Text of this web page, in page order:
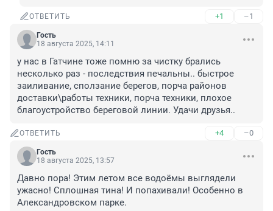
ОТВЕТИТЬ +1 –1
Гость
18 августа 2025, 14:11
у нас в Гатчине тоже помню за чистку брались
несколько раз - последствия печальны.. быстрое
заиливание, сползание берегов, порча районов
доставки\работы техники, порча техники, плохое
благоустройство береговой линии. Удачи друзья..
ОТВЕТИТЬ +4 –0
Гость
18 августа 2025, 13:57
Давно пора! Этим летом все водоёмы выглядели
ужасно! Сплошная тина! И попахивали! Особенно в
Александровском парке.